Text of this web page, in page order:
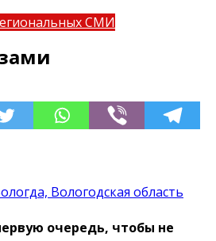
СМИ
Вологодская область
очередь, чтобы не